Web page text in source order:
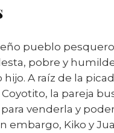
pueblo
pobre y
A raíz de la
la pareja
venderla y
embargo, Kiko y